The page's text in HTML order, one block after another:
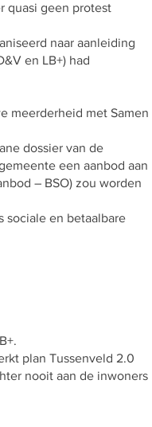
quasi geen protest
naar aanleiding
en LB+) had
meerderheid met Samen
dossier van de
een aanbod aan
– BSO) zou worden
sociale en betaalbare
plan Tussenveld 2.0
nooit aan de inwoners